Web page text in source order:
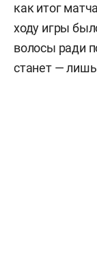
как итог
ходу игры
волосы ради
станет —